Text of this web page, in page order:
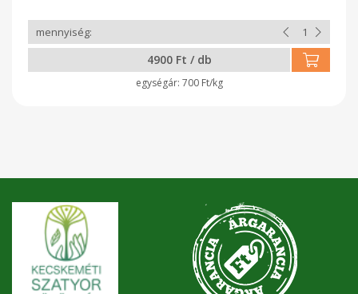
energiát szervezetünk számára. Gyakori fogyasztása
kedvezően befolyásolja a bélműködést, csökkenti a
koleszterinszintet és segít a székrekedés, valamint aranyeres
panaszok esetén is. Kenyéren kívül sütemények, kekszek,
mézesek készítésére használják. Mesterséges anyagokat
4900 Ft / db
700 Ft/kg